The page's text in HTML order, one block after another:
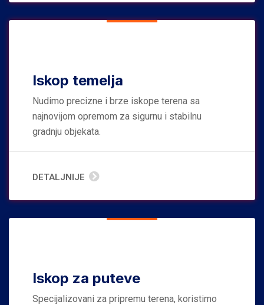
Iskop temelja
Nudimo precizne i brze iskope terena sa
najnovijom opremom za sigurnu i stabilnu
gradnju objekata.
DETALJNIJE
Iskop za puteve
Specijalizovani za pripremu terena, koristimo